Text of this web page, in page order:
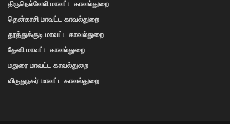
திருநெல்வேலி மாவட்ட காவல்துறை
தென்காசி மாவட்ட காவல்துறை
தூத்துக்குடி மாவட்ட காவல்துறை
தேனி மாவட்ட காவல்துறை
மதுரை மாவட்ட காவல்துறை
விருதுநகர் மாவட்ட காவல்துறை